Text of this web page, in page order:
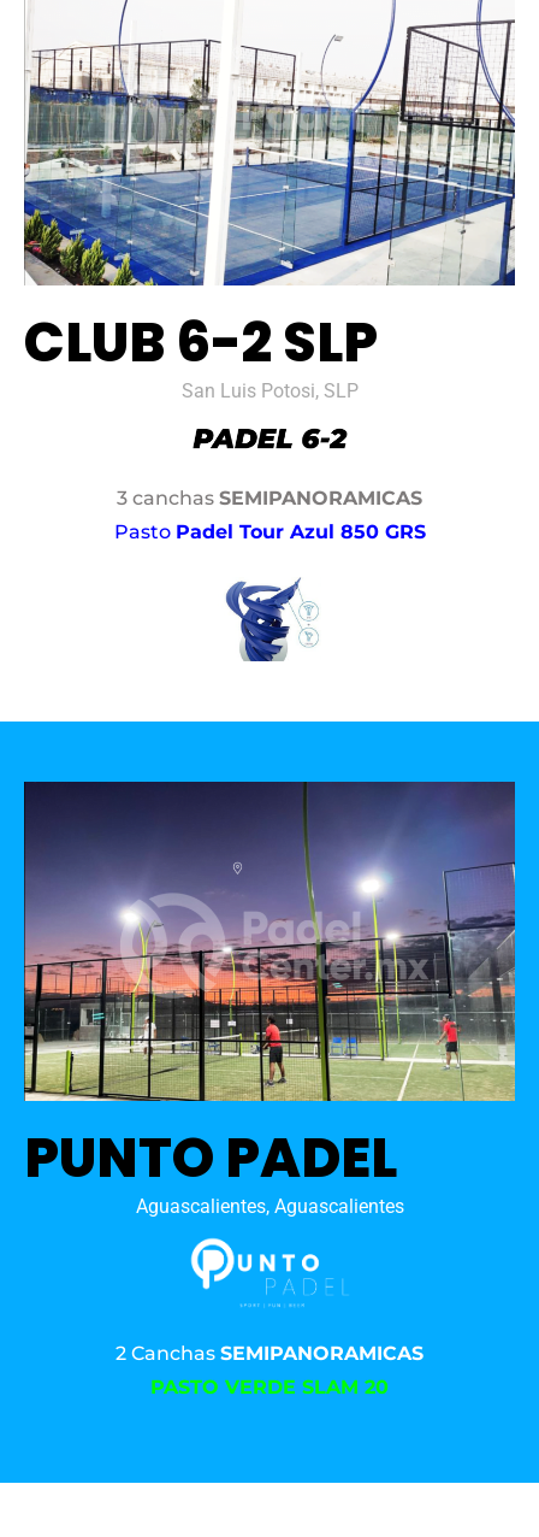
CLUB 6-2 SLP
San Luis Potosi, SLP
3 canchas SEMIPANORAMICAS
Pasto Padel Tour Azul 850 GRS
PUNTO PADEL
Aguascalientes, Aguascalientes
2 Canchas SEMIPANORAMICAS
PASTO VERDE SLAM 20